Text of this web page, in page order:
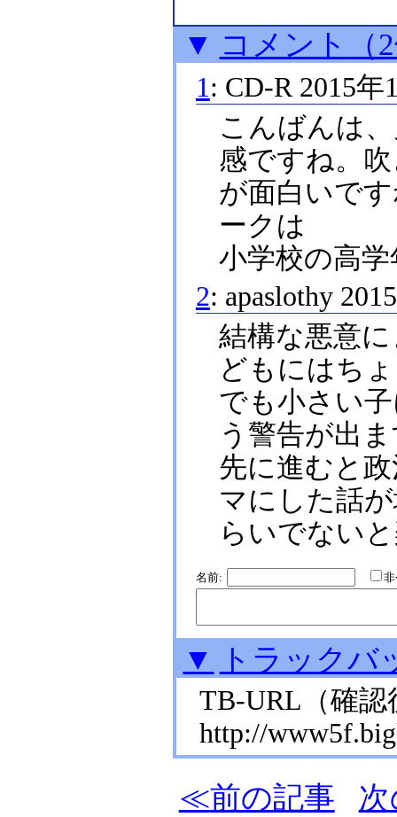
▼ コメント （
1: CD-R 2015年
こんばんは
感ですね。
が面白いで
ークは
小学校の高
2: apaslothy
結構な悪意
どもにはち
でも小さい
う警告が出
先に進むと
マにした話
らいでない
名前:
▼ トラックバ
TB-URL （確
http://
前の記事